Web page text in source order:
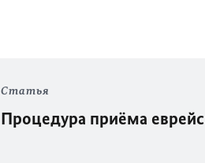
Статья
Процедура приёма